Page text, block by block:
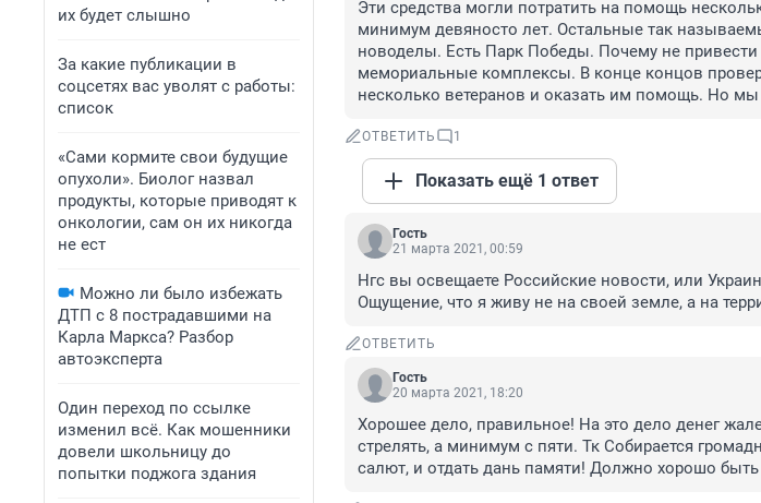
их будет слышно
За какие публикации в
соцсетях вас уволят с работы:
список
«Сами кормите свои будущие
опухоли». Биолог назвал
продукты, которые приводят к
онкологии, сам он их никогда
не ест
Можно ли было избежать
ДТП с 8 пострадавшими на
Карла Маркса? Разбор
автоэксперта
Один переход по ссылке
изменил всё. Как мошенники
довели школьницу до
попытки поджога здания
Эти средства могли потратить на помощь
минимум девяносто лет. Остальные так
новоделы. Есть Парк Победы. Почему не привести
мемориальные комплексы. В конце концов
несколько ветеранов и оказать им помощь. Но
ОТВЕТИТЬ 1
Показать ещё 1 ответ
Гость
21 марта 2021, 00:59
Нгс вы освещаете Российские новости, или
Ощущение, что я живу не на своей земле, а на
ОТВЕТИТЬ
Гость
20 марта 2021, 18:20
Хорошее дело, правильное! На это дело денег
стрелять, а минимум с пяти. Тк Собирается
салют, и отдать дань памяти! Должно хорошо